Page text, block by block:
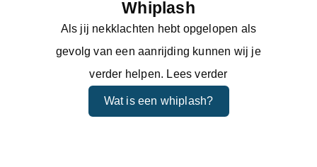
Whiplash
Als jij nekklachten hebt opgelopen als
gevolg van een aanrijding kunnen wij je
verder helpen. Lees verder
Wat is een whiplash?